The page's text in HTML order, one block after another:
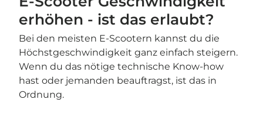
erhöhen - ist das erlaubt?
Bei den meisten E-Scootern kannst du die
Höchstgeschwindigkeit ganz einfach steigern.
Wenn du das nötige technische Know-how
hast oder jemanden beauftragst, ist das in
Ordnung.